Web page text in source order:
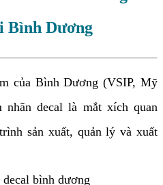
Bình Dương
của Bình Dương (VSIP, Mỹ
nhãn decal là mắt xích quan
sản xuất, quản lý và xuất